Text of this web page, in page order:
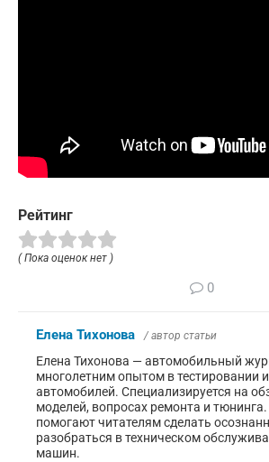
Рейтинг
( Пока оценок нет )
0
Елена Тихонова / автор статьи
Елена Тихонова — автомобильный
многолетним опытом в тестировании
автомобилей. Специализируется на
моделей, вопросах ремонта и тюнинга.
помогают читателям сделать
разобраться в техническом
машин.